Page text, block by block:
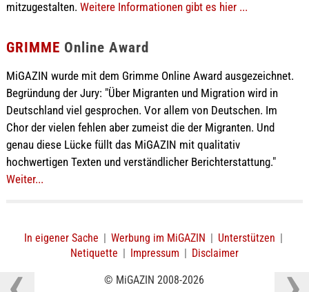
mitzugestalten. Weitere Informationen gibt es hier ...
GRIMME Online Award
MiGAZIN wurde mit dem Grimme Online Award ausgezeichnet.
Begründung der Jury: "Über Migranten und Migration wird in
Deutschland viel gesprochen. Vor allem von Deutschen. Im
Chor der vielen fehlen aber zumeist die der Migranten. Und
genau diese Lücke füllt das MiGAZIN mit qualitativ
hochwertigen Texten und verständlicher Berichterstattung."
Weiter...
In eigener Sache | Werbung im MiGAZIN | Unterstützen |
Netiquette | Impressum | Disclaimer
© MiGAZIN 2008-2026